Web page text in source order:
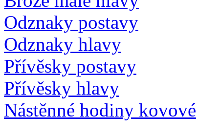
Odznaky postavy
Odznaky hlavy
Přívěsky postavy
Přívěsky hlavy
Nástěnné hodiny kovové